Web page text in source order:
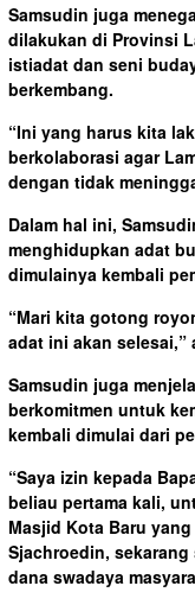
Samsudin juga
dilakukan di Provinsi
istiadat dan seni
berkembang.
“Ini yang harus kita
berkolaborasi agar
dengan tidak
Dalam hal ini,
menghidupkan adat
dimulainya kembali
“Mari kita gotong
adat ini akan selesai,”
Samsudin juga
berkomitmen untuk
kembali dimulai dari
“Saya izin kepada
beliau pertama kali,
Masjid Kota Baru
Sjachroedin,
dana swadaya